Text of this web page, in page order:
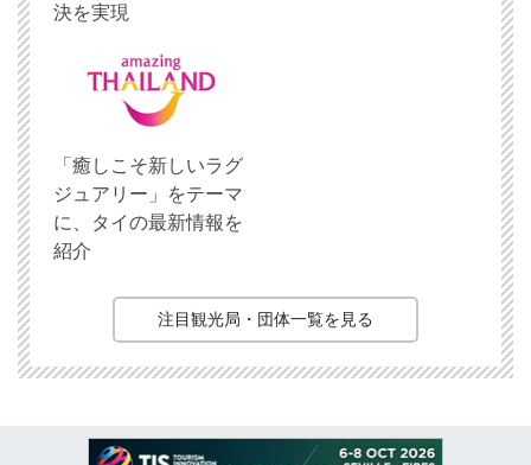
決を実現
「癒しこそ新しいラグ
ジュアリー」をテーマ
に、タイの最新情報を
紹介
注目観光局・団体一覧を見る